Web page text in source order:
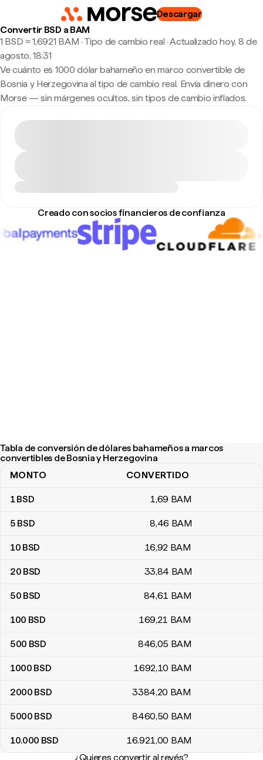
Descargar
Convertir BSD a BAM
1 BSD ≈ 1,6921 BAM · Tipo de cambio real ·Actualizado hoy, 8 de
agosto, 18:31
Ve cuánto es 1000 dólar bahameño en marco convertible de
Bosnia y Herzegovina al tipo de cambio real. Envía dinero con
Morse — sin márgenes ocultos, sin tipos de cambio inflados.
Creado con socios financieros de confianza
Tabla de conversión de dólares bahameños a marcos
convertibles de Bosnia y Herzegovina
Tabla de conversión de dólares bahameños a marcos
MONTO CONVERTIDO
1BSD 1,69 BAM
5 BSD 8,46 BAM
10 BSD 16,92 BAM
20 BSD 33,84 BAM
50 BSD 84,61 BAM
100 BSD 169,21 BAM
500 BSD 846,05 BAM
1000 BSD 1692,10 BAM
2000 BSD 3384,20 BAM
5000 BSD 8460,50 BAM
10.000 BSD 16.921,00 BAM
¿Quieres convertir al revés?